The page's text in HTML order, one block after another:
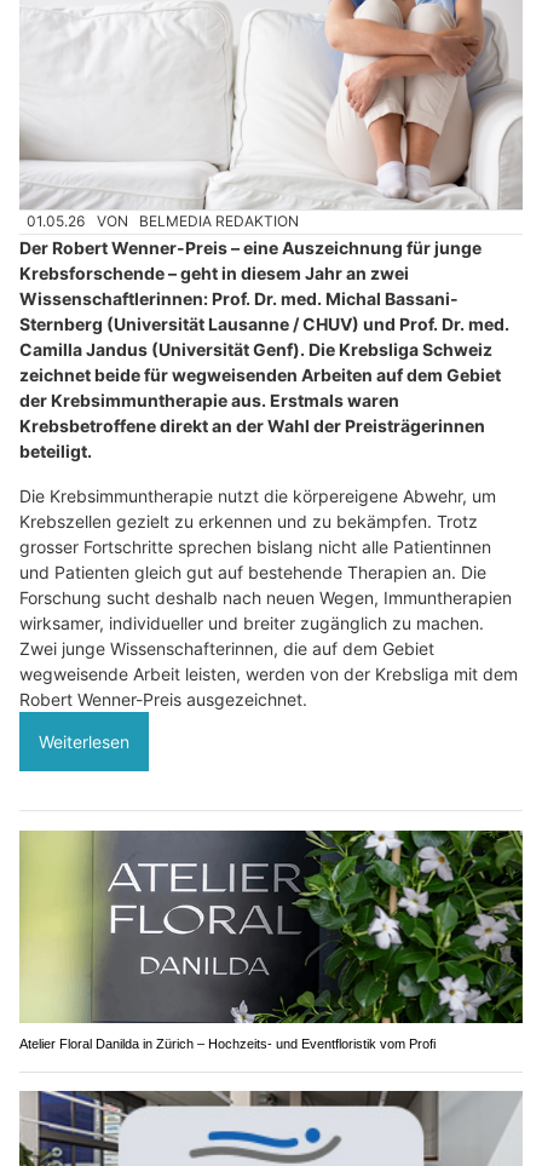
01.05.26 VON BELMEDIA REDAKTION
Der Robert Wenner-Preis – eine Auszeichnung für junge
Krebsforschende – geht in diesem Jahr an zwei
Wissenschaftlerinnen: Prof. Dr. med. Michal Bassani-
Sternberg (Universität Lausanne / CHUV) und Prof. Dr. med.
Camilla Jandus (Universität Genf). Die Krebsliga Schweiz
zeichnet beide für wegweisenden Arbeiten auf dem Gebiet
der Krebsimmuntherapie aus. Erstmals waren
Krebsbetroffene direkt an der Wahl der Preisträgerinnen
beteiligt.
Die Krebsimmuntherapie nutzt die körpereigene Abwehr, um
Krebszellen gezielt zu erkennen und zu bekämpfen. Trotz
grosser Fortschritte sprechen bislang nicht alle Patientinnen
und Patienten gleich gut auf bestehende Therapien an. Die
Forschung sucht deshalb nach neuen Wegen, Immuntherapien
wirksamer, individueller und breiter zugänglich zu machen.
Zwei junge Wissenschafterinnen, die auf dem Gebiet
wegweisende Arbeit leisten, werden von der Krebsliga mit dem
Robert Wenner-Preis ausgezeichnet.
Weiterlesen
Atelier Floral Danilda in Zürich – Hochzeits- und Eventfloristik vom Profi